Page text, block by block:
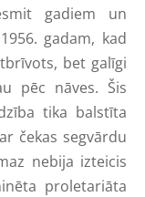
gadiem un
gadam, kad
bet galīgi
pēc nāves. Šis
tika balstīta
čekas segvārdu
nebija izteicis
proletariāta